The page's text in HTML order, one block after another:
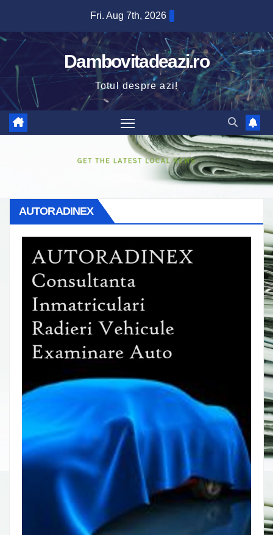
content
Fri. Aug 7th, 2026
Dambovitadeazi.ro
Totul despre azi!
AUTORADINEX